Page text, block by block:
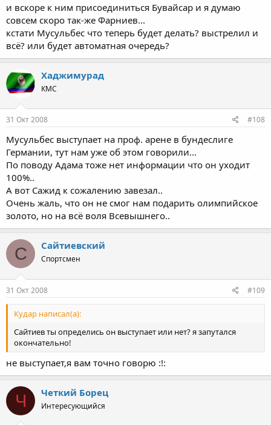
и вскоре к ним присоединиться Бувайсар и я думаю
совсем скоро так-же Фарниев...
кстати Мусульбес что теперь будет делать? выстрелил и
всё? или будет автоматная очередь?
Хаджимурад
КМС
31 Окт 2008 #108
Мусульбес выступает на проф. арене в бундеслиге
Германии, тут нам уже об этом говорили...
По поводу Адама тоже нет информации что он уходит
100%..
А вот Сажид к сожалению завезал..
Очень жаль, что он не смог нам подарить олимпийское
золото, но на всё воля Всевышнего..
С Сайтиевский
Спортсмен
31 Окт 2008 #109
Кудар написал(а):
Сайтиев ты определись он выступает или нет? я запутался
окончательно!
не выступает,я вам точно говорю :!:
Ч Четкий Борец
Интересующийся